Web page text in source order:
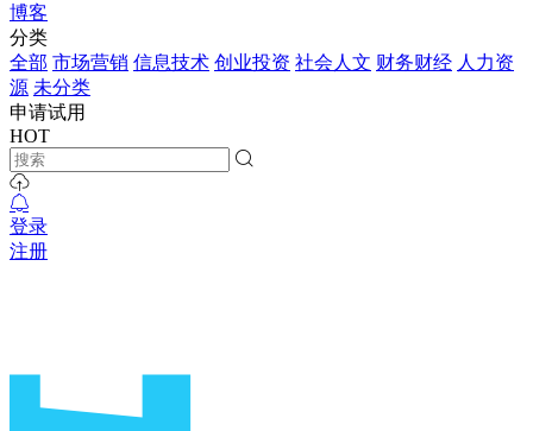
博客
分类
全部 市场营销 信息技术 创业投资 社会人文 财务财经 人力资
源 未分类
申请试用
HOT
登录
注册